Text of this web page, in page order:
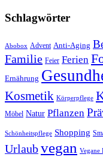
Schlagwörter
Abobox Advent Anti-Aging
Familie Feier Ferien
Ernährung
Kosmetik Körperpflege
Möbel Natur Pflanzen
Schönheitspflege Shopping
Urlaubvegan Vegane